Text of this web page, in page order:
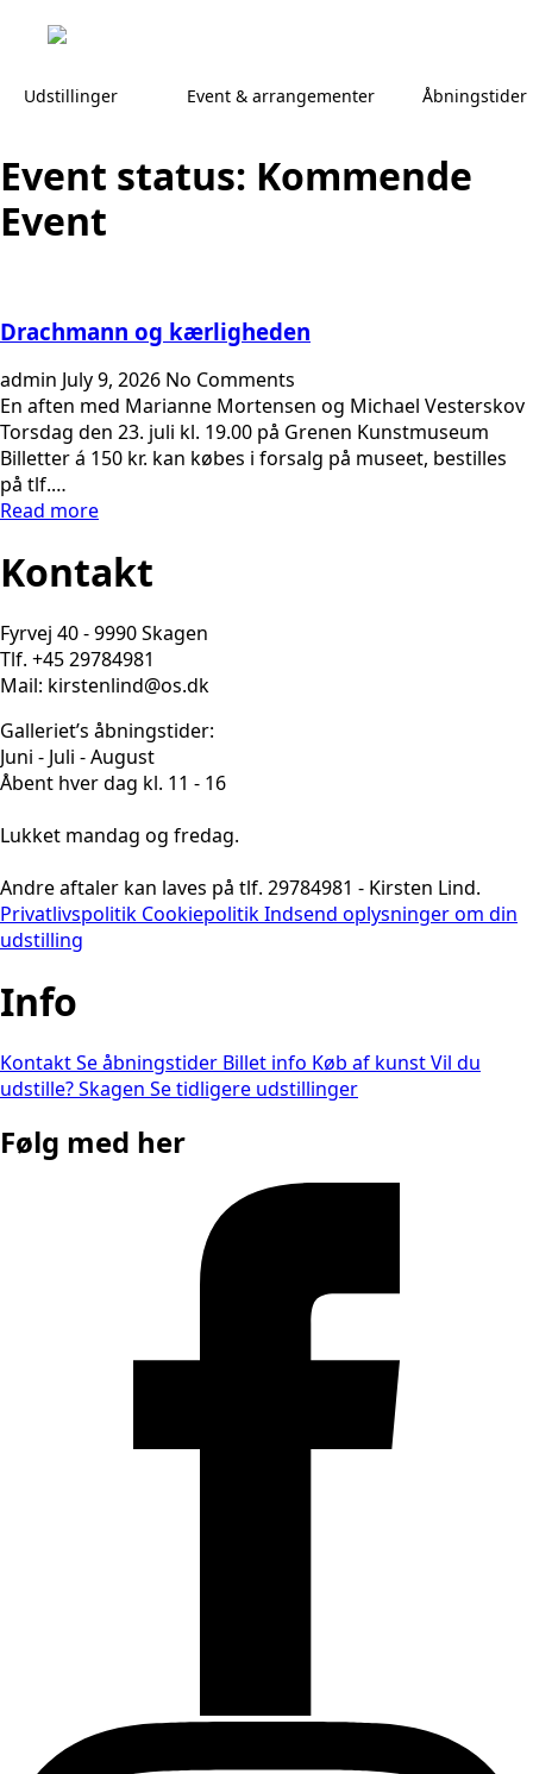
Udstillinger Event & arrangementer Åbningstider
Event status: Kommende
Event
Drachmann og kærligheden
admin July 9, 2026 No Comments
En aften med Marianne Mortensen og Michael Vesterskov
Torsdag den 23. juli kl. 19.00 på Grenen Kunstmuseum
Billetter á 150 kr. kan købes i forsalg på museet, bestilles
på tlf.…
Read more
Kontakt
Fyrvej 40 - 9990 Skagen
Tlf. +45 29784981
Mail: kirstenlind@os.dk
Galleriet’s åbningstider:
Juni - Juli - August
Åbent hver dag kl. 11 - 16
Lukket mandag og fredag.
Andre aftaler kan laves på tlf. 29784981 - Kirsten Lind.
Privatlivspolitik CookiepolitikIndsend oplysninger om din
udstilling
Info
KontaktSe åbningstider Billet info Køb af kunstVil du
udstille?Skagen Se tidligere udstillinger
Følg med her